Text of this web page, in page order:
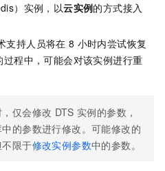
） 实例，以云实例的方式接入
支持人员将在 8 小时内尝试恢复
程中，可能会对该实例进行重
仅会修改 DTS 实例的参数，
的参数进行修改。 可能修改的
限于修改实例参数中的参数。